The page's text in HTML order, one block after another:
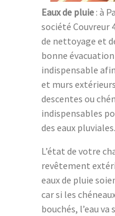
Eaux de pluie : à
société Couvreur
de nettoyage et
bonne
indispensable
et murs
descentes ou
indispensables
des eaux pluviales.
L’état de votre
revêtement
eaux de pluie
car si les
bouchés, l’eau